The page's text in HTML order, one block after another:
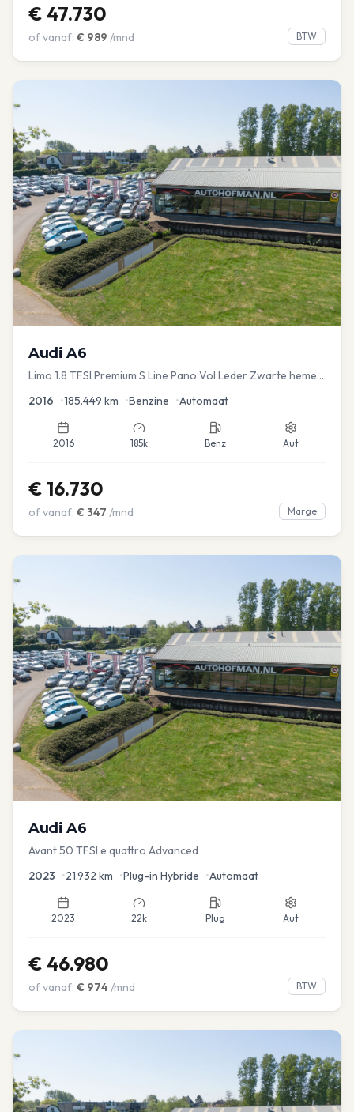
€ 47.730
of vanaf: € 989 /mnd BTW
Audi A6
Limo 1.8 TFSI Premium S Line Pano Vol Leder Zwarte hemel
2016 •185.449 km •Benzine •Automaat
2016 185k Benz Aut
€ 16.730
of vanaf: € 347 /mnd Marge
Audi A6
Avant 50 TFSI e quattro Advanced
2023 •21.932 km •Plug-in Hybride •Automaat
2023 22k Plug Aut
€ 46.980
of vanaf: € 974 /mnd BTW